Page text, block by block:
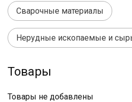
Сварочные материалы
Нерудные ископаемые и
Товары
Товары не добавлены